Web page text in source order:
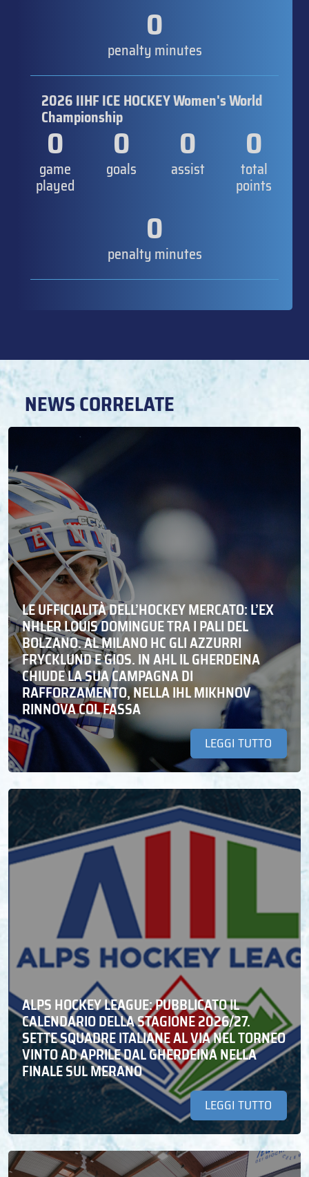
0
penalty minutes
2026 IIHF ICE HOCKEY Women's World
Championship
0
game
played
0
goals
0
assist
0
total
points
0
penalty minutes
NEWS CORRELATE
LE UFFICIALITÀ DELL’HOCKEY MERCATO: L’EX
NHLER LOUIS DOMINGUE TRA I PALI DEL
BOLZANO. AL MILANO HC GLI AZZURRI
FRYCKLUND E GIOS. IN AHL IL GHERDEINA
CHIUDE LA SUA CAMPAGNA DI
RAFFORZAMENTO, NELLA IHL MIKHNOV
RINNOVA COL FASSA
LEGGI TUTTO
ALPS HOCKEY LEAGUE: PUBBLICATO IL
CALENDARIO DELLA STAGIONE 2026/27.
SETTE SQUADRE ITALIANE AL VIA NEL TORNEO
VINTO AD APRILE DAL GHERDEINA NELLA
FINALE SUL MERANO
LEGGI TUTTO